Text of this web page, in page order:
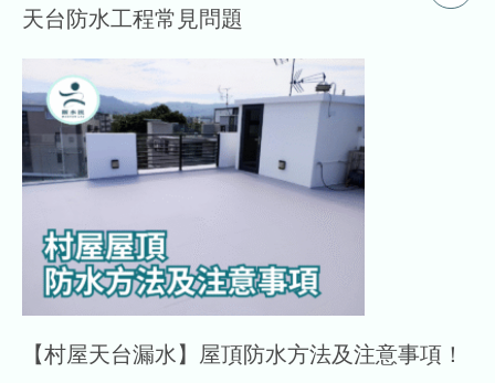
天台防水工程常見問題
【村屋天台漏水】屋頂防水方法及注意事項！